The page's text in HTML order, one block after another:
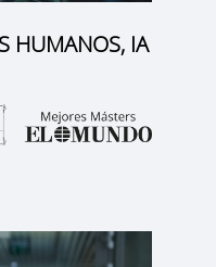
HUMANOS, IA